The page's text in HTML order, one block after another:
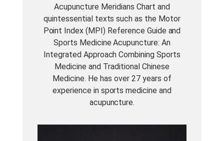
Acupuncture Meridians Chart and
quintessential texts such as the Motor
Point Index (MPI) Reference Guide and
Sports Medicine Acupuncture: An
Integrated Approach Combining Sports
Medicine and Traditional Chinese
Medicine. He has over 27 years of
experience in sports medicine and
acupuncture.